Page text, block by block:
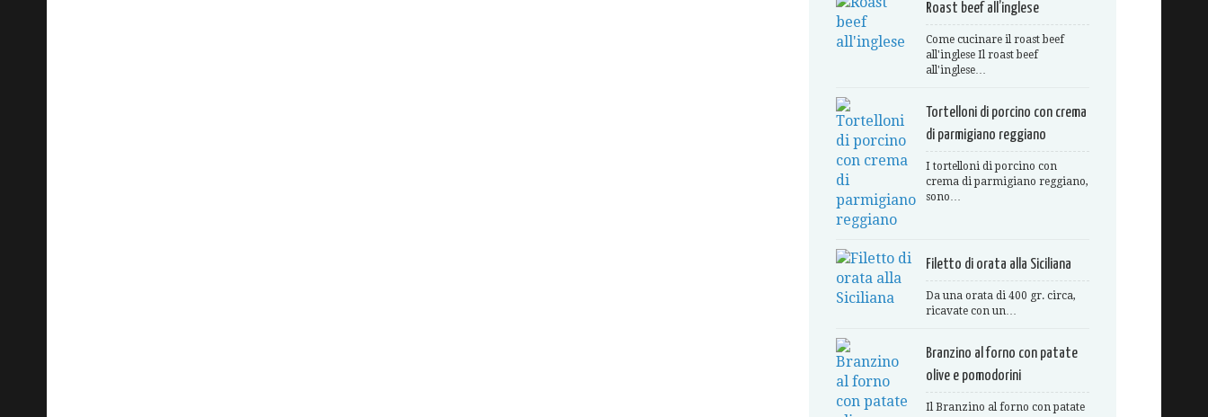
Roast beef all’inglese
Come cucinare il roast beef
all'inglese Il roast beef
all'inglese…
Tortelloni di porcino con crema
di parmigiano reggiano
I tortelloni di porcino con
crema di parmigiano reggiano,
sono…
Filetto di orata alla Siciliana
Da una orata di 400 gr. circa,
ricavate con un…
Branzino al forno con patate
olive e pomodorini
Il Branzino al forno con patate